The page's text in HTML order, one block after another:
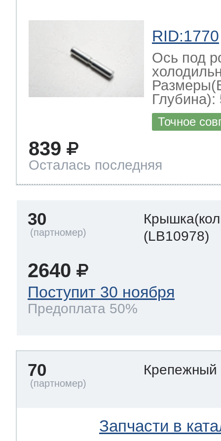
RID:1770
Ось под
Глубина):
Точное
839
Осталась последняя
30
(LB10978)
2640
Поступит 30 ноября
Предоплата 50%
70
Запчасти в